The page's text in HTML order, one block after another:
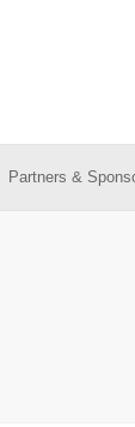
Partners &